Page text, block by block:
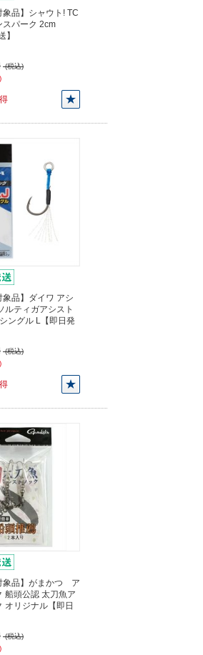
象品】シャウト! TC
スパーク 2cm
】
(税込)
象品】ダイワ アシ
ルティガアシスト
ングル L【即日発
(税込)
象品】がまかつ ア
船頭公認 太刀魚ア
オリジナル【即日
(税込)